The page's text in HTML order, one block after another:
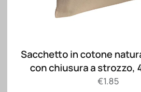
Sacchetto in cotone
con chiusura a strozzo,
€1.85